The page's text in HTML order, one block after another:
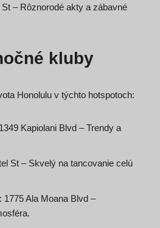
St – Rôznorodé akty a zábavné
kluby
Honolulu v týchto hotspotoch:
Kapiolani Blvd – Trendy a
St – Skvelý na tancovanie celú
: 1775 Ala Moana Blvd –